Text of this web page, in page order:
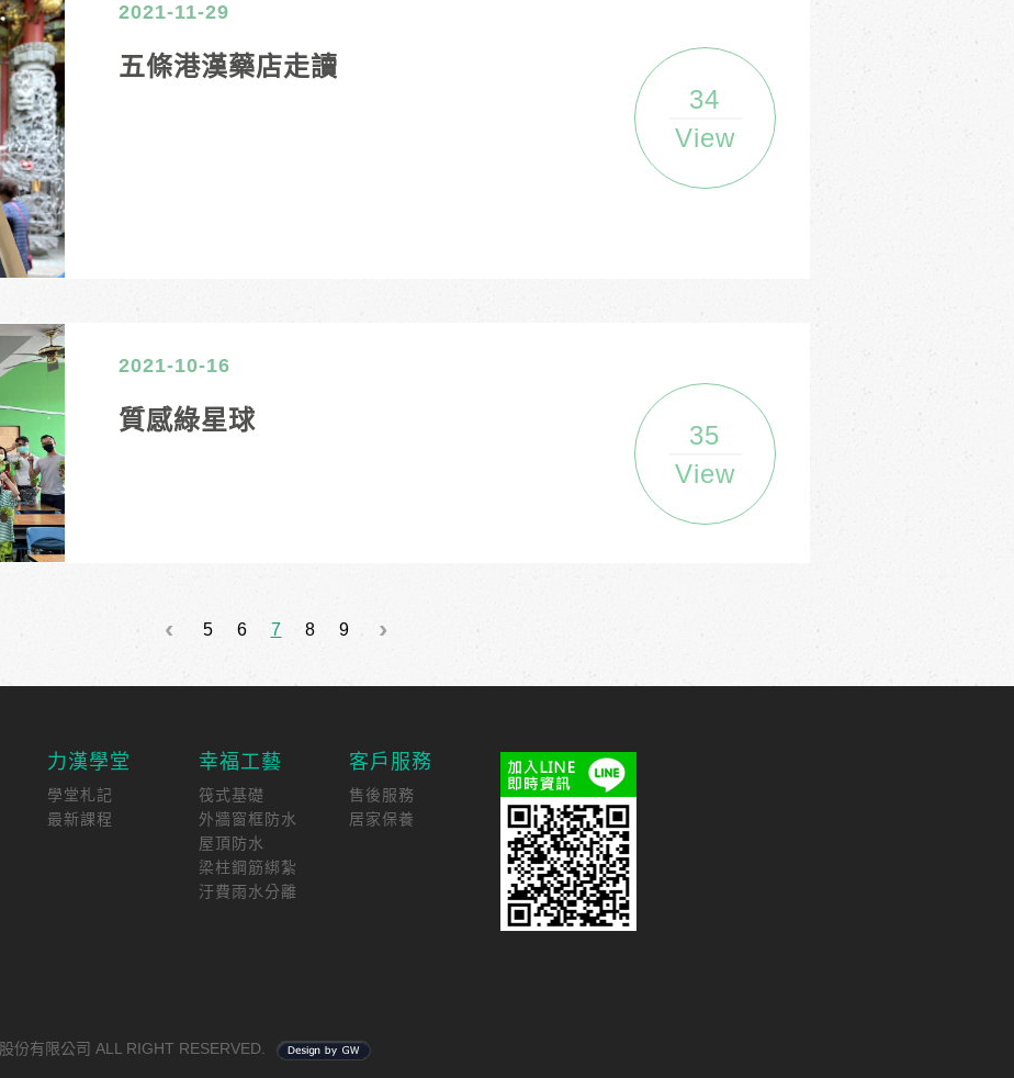
2021-11-29
五條港漢藥店走讀
34
View
2021-10-16
質感綠星球
35
View
5 6 7 8 9
力漢學堂
學堂札記
最新課程
幸福工藝
筏式基礎
外牆窗框防水
屋頂防水
梁柱鋼筋綁紮
汙費雨水分離
客戶服務
售後服務
居家保養
份有限公司 ALL RIGHT RESERVED.